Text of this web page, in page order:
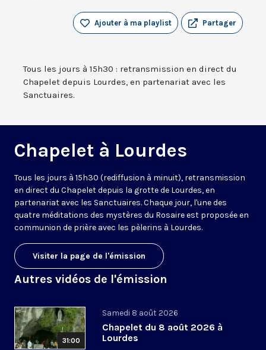
Partager
Ajouter à ma playlist
Tous les jours à 15h30 : retransmission en direct du
Chapelet depuis Lourdes, en partenariat avec les
Sanctuaires.
Chapelet à Lourdes
Tous les jours à 15h30 (rediffusion à minuit), retransmission
en direct du Chapelet depuis la grotte de Lourdes, en
partenariat avec les Sanctuaires. Chaque jour, l'une des
quatre méditations des mystères du Rosaire est proposée en
communion de prière avec les pèlerins à Lourdes.
Visiter la page de l'émission
Autres vidéos de l'émission
31:00
Samedi 8 août 2026
Chapelet du 8 août 2026 à
Lourdes